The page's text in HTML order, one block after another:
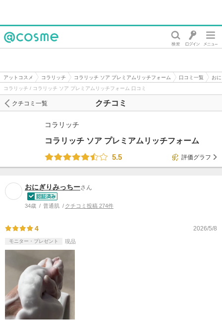
アットコスメ コラリッチ コラリッチ ソア プレミアムリッチフォーム 口コミ一覧
お
コラリッチ / コラリッチ ソア プレミアムリッチフォーム 口コミ
クチコミ
クチコミ一覧
コラリッチ
コラリッチ ソア プレミアムリッチフォーム
5.5
評価グラフ
おにぎりみっちーさん
34歳 普通肌 クチコミ投稿 274件
4 2026/5/8
モニター・プレゼント 現品